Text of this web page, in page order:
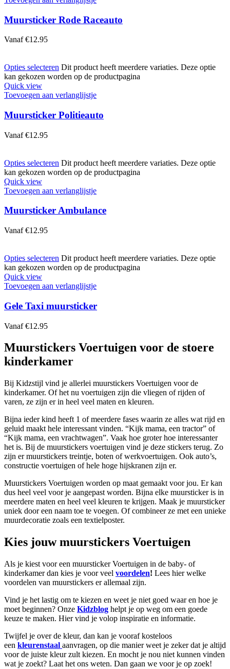
Muursticker Rode Raceauto
Vanaf €12.95
Opties selecteren Dit product heeft meerdere variaties. Deze optie
kan gekozen worden op de productpagina
Quick view
Toevoegen aan verlanglijstje
Muursticker Politieauto
Vanaf €12.95
Opties selecteren Dit product heeft meerdere variaties. Deze optie
kan gekozen worden op de productpagina
Quick view
Toevoegen aan verlanglijstje
Muursticker Ambulance
Vanaf €12.95
Opties selecteren Dit product heeft meerdere variaties. Deze optie
kan gekozen worden op de productpagina
Quick view
Toevoegen aan verlanglijstje
Gele Taxi muursticker
Vanaf €12.95
Muurstickers Voertuigen voor de stoere
kinderkamer
Bij Kidzstijl vind je allerlei muurstickers Voertuigen voor de
kinderkamer. Of het nu voertuigen zijn die vliegen of rijden of
varen, ze zijn er in heel veel maten en kleuren.
Bijna ieder kind heeft 1 of meerdere fases waarin ze alles wat rijd en
geluid maakt hele interessant vinden. “Kijk mama, een tractor” of
“Kijk mama, een vrachtwagen”. Vaak hoe groter hoe interessanter
het is. Bij de muurstickers voertuigen vind je deze stickers terug. Zo
zijn er muurstickers treintje, boten of werkvoertuigen. Ook auto’s,
constructie voertuigen of hele hoge hijskranen zijn er.
Muurstickers Voertuigen worden op maat gemaakt voor jou. Er kan
dus heel veel voor je aangepast worden. Bijna elke muursticker is in
meerdere maten en heel veel kleuren te krijgen. Maak je muursticker
uniek door een naam toe te voegen. Of combineer ze met een unieke
muurdecoratie zoals een textielposter.
Kies jouw muurstickers Voertuigen
Als je kiest voor een muursticker Voertuigen in de baby- of
kinderkamer dan kies je voor veel voordelen! Lees hier welke
voordelen van muurstickers er allemaal zijn.
Vind je het lastig om te kiezen en weet je niet goed waar en hoe je
moet beginnen? Onze Kidzblog helpt je op weg om een goede
keuze te maken. Hier vind je volop inspiratie en informatie.
Twijfel je over de kleur, dan kan je vooraf kosteloos
een kleurenstaal aanvragen, op die manier weet je zeker dat je altijd
voor de juiste kleur zult kiezen. En mocht je nou niet kunnen vinden
wat je zoekt? Laat het ons weten. Dan gaan we voor je op zoek!